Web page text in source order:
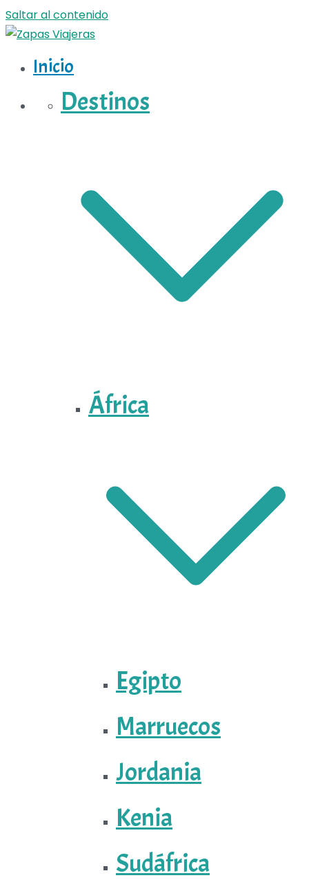
Saltar al contenido
Zapas Viajeras
Zapas Viajeras viajes y escapadas pa que te copies
Inicio
Destinos
África
Egipto
Marruecos
Jordania
Kenia
Sudáfrica